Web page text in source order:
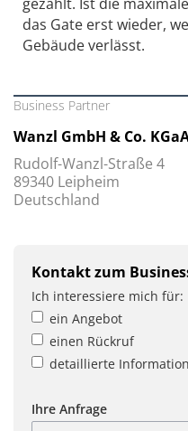
das Gate erst wieder,
Gebäude verlässt.
Business Partner
Wanzl GmbH & Co.
Rudolf-Wanzl-Straße 4
89340 Leipheim
Deutschland
Kontakt zum
Ich interessiere mich für:
ein Angebot
einen Rückruf
detaillierte
Ihre Anfrage